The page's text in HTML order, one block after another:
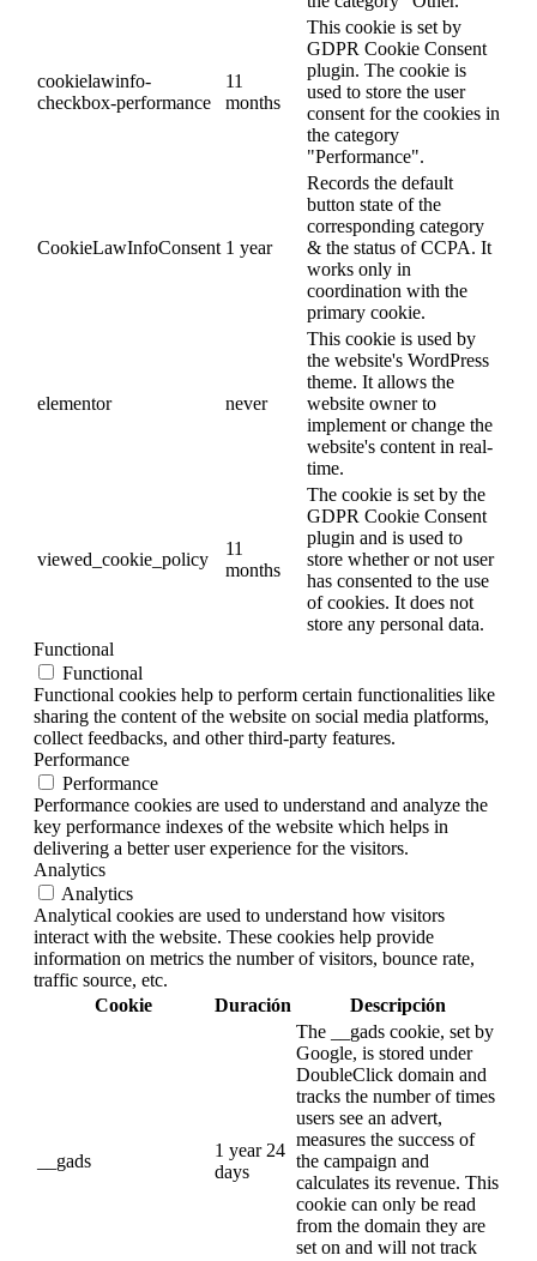
cookielawinfo-
checkbox-performance
11
months
This cookie is set by
GDPR Cookie Consent
plugin. The cookie is
used to store the user
consent for the cookies in
the category
"Performance".
CookieLawInfoConsent 1 year
Records the default
button state of the
corresponding category
& the status of CCPA. It
works only in
coordination with the
primary cookie.
elementor never
This cookie is used by
the website's WordPress
theme. It allows the
website owner to
implement or change the
website's content in real-
time.
viewed_cookie_policy
11
months
The cookie is set by the
GDPR Cookie Consent
plugin and is used to
store whether or not user
has consented to the use
of cookies. It does not
store any personal data.
Functional
Functional
Functional cookies help to perform certain functionalities like
sharing the content of the website on social media platforms,
collect feedbacks, and other third-party features.
Performance
Performance
Performance cookies are used to understand and analyze the
key performance indexes of the website which helps in
delivering a better user experience for the visitors.
Analytics
Analytics
Analytical cookies are used to understand how visitors
interact with the website. These cookies help provide
information on metrics the number of visitors, bounce rate,
traffic source, etc.
Cookie
Duración Descripción
__gads
1 year 24
days
The __gads cookie, set by
Google, is stored under
DoubleClick domain and
tracks the number of times
users see an advert,
measures the success of
the campaign and
calculates its revenue. This
cookie can only be read
from the domain they are
set on and will not track